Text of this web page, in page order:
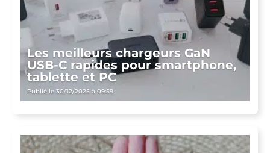
Les meilleurs chargeurs GaN
USB-C rapides pour smartphone,
tablette et PC
Publié le 30/12/2025 à 09:59